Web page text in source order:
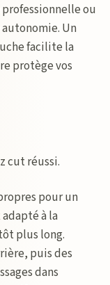
ou
Un
facilite la
protège vos
cut réussi.
pour un
à la
plus long.
puis des
dans